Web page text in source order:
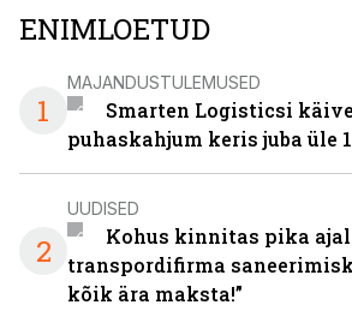
ENIMLOETUD
1
MAJANDUSTULEMUSED
Smarten Logisticsi käive
puhaskahjum keris juba üle
2
UUDISED
Kohus kinnitas pika
transpordifirma
kõik ära maksta!”